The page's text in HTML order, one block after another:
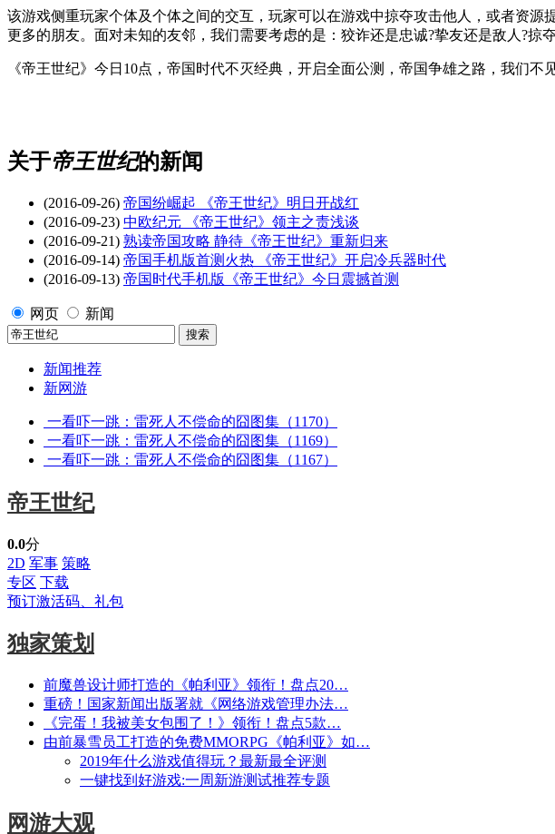
该游戏侧重玩家个体及个体之间的交互，玩家可以在游戏中掠夺攻击他人，或者资
更多的朋友。面对未知的友邻，我们需要考虑的是：狡诈还是忠诚?挚友还是敌人?掠
《帝王世纪》今日10点，帝国时代不灭经典，开启全面公测，帝国争雄之路，我们不
关于帝王世纪的新闻
(2016-09-26) 帝国纷崛起 《帝王世纪》明日开战红
(2016-09-23) 中欧纪元 《帝王世纪》领主之责浅谈
(2016-09-21) 熟读帝国攻略 静待《帝王世纪》重新归来
(2016-09-14) 帝国手机版首测火热 《帝王世纪》开启冷兵器时代
(2016-09-13) 帝国时代手机版《帝王世纪》今日震撼首测
网页 新闻
新闻推荐
新网游
一看吓一跳：雷死人不偿命的囧图集（1170）
一看吓一跳：雷死人不偿命的囧图集（1169）
一看吓一跳：雷死人不偿命的囧图集（1167）
帝王世纪
0.0分
2D 军事 策略
专区 下载
预订激活码、礼包
独家策划
前魔兽设计师打造的《帕利亚》领衔！盘点20…
重磅！国家新闻出版署就《网络游戏管理办法…
《完蛋！我被美女包围了！》领衔！盘点5款…
由前暴雪员工打造的免费MMORPG《帕利亚》如…
2019年什么游戏值得玩？最新最全评测
一键找到好游戏:一周新游测试推荐专题
网游大观